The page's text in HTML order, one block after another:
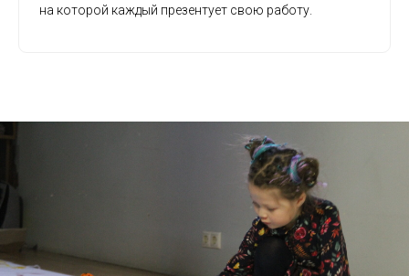
на которой каждый презентует свою работу.